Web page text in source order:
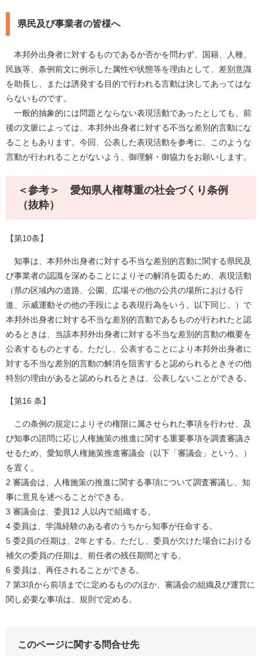
県民及び事業者の皆様へ
本邦外出身者に対するものであるか否かを問わず、国籍、人種、
民族等、条例前文に例示した属性や状態等を理由として、差別意識
を助長し、または誘発する目的で行われる言動は決してあってはな
らないものです。
一般的抽象的には問題とならない表現活動であったとしても、前
後の文脈によっては、本邦外出身者に対する不当な差別的言動にな
ることもあります。今回、公表した表現活動を参考に、このような
言動が行われることがないよう、御理解・御協力をお願いします。
＜参考＞ 愛知県人権尊重の社会づくり条例
（抜粋）
【第10条】
知事は、本邦外出身者に対する不当な差別的言動に関する県民及
び事業者の認識を深めることによりその解消を図るため、表現活動
（県の区域内の道路、公園、広場その他の公共の場所における行
進、示威運動その他の手段による表現行為をいう。以下同じ。）で
本邦外出身者に対する不当な差別的言動であるものが行われたと認
めるときは、当該本邦外出身者に対する不当な差別的言動の概要を
公表するものとする。ただし、公表することにより本邦外出身者に
対する不当な差別的言動の解消を阻害すると認められるときその他
特別の理由があると認められるときは、公表しないことができる。
【第16 条】
この条例の規定によりその権限に属させられた事項を行わせ、及
び知事の諮問に応じ人権施策の推進に関する重要事項を調査審議さ
せるため、愛知県人権施策推進審議会（以下「審議会」という。）
を置く。
2 審議会は、人権施策の推進に関する事項について調査審議し、知
事に意見を述べることができる。
3 審議会は、委員12 人以内で組織する。
4 委員は、学識経験のある者のうちから知事が任命する。
5 委2員の任期は、2年とする。ただし、委員が欠けた場合における
補欠の委員の任期は、前任者の残任期間とする。
6 委員は、再任されることができる。
7 第3項から前項までに定めるもののほか、審議会の組織及び運営に
関し必要な事項は、規則で定める。
このページに関する問合せ先